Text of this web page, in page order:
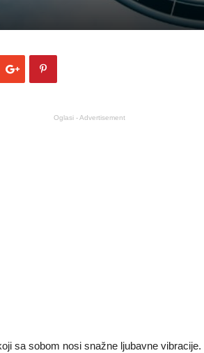
Oglasi - Advertisement
sa sobom nosi snažne ljubavne vibracije.